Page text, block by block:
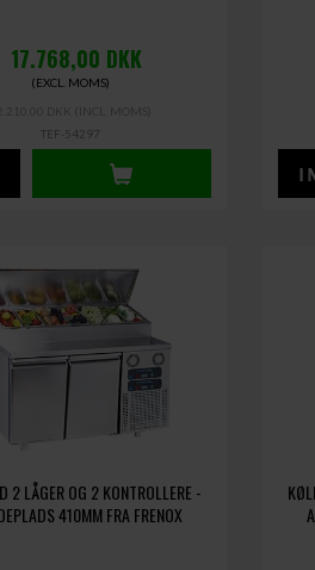
17.768,00 DKK
(EXCL. MOMS)
TEF-54297
2 LÅGER OG 2 KONTROLLERE -
410MM FRA FRENOX